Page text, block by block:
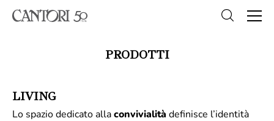
PRODOTTI
LIVING
Lo spazio dedicato allaconvivialità definisce l’identità